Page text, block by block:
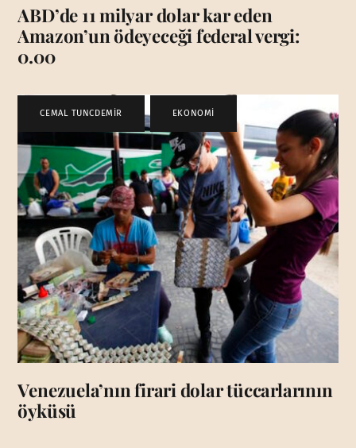
ABD’de 11 milyar dolar kar eden
Amazon’un ödeyeceği federal vergi:
0.00
CEMAL TUNCDEMİR , EKONOMİ
Venezuela’nın firari dolar tüccarlarının
öyküsü